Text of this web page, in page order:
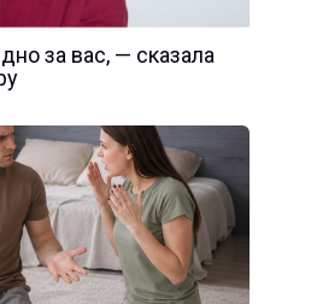
за вас, — сказала